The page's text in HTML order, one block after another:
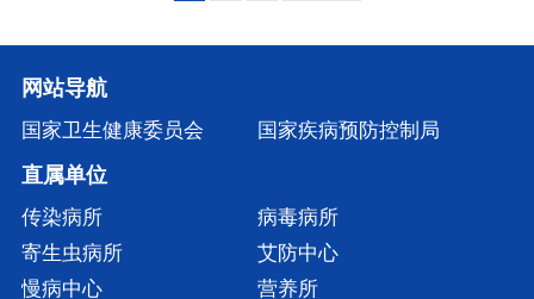
网站导航
国家卫生健康委员会 国家疾病预防控制局
直属单位
传染病所
病毒病所
寄生虫病所
艾防中心
慢病中心
营养所